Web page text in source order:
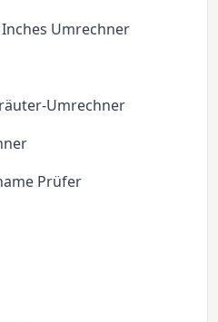
Umrechner
Umrechner
Prüfer